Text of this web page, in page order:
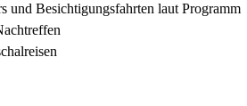
und Besichtigungsfahrten laut Programm